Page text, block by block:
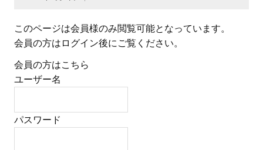
このページは会員様のみ閲覧可能となっています。
会員の方はログイン後にご覧ください。
会員の方はこちら
ユーザー名
パスワード